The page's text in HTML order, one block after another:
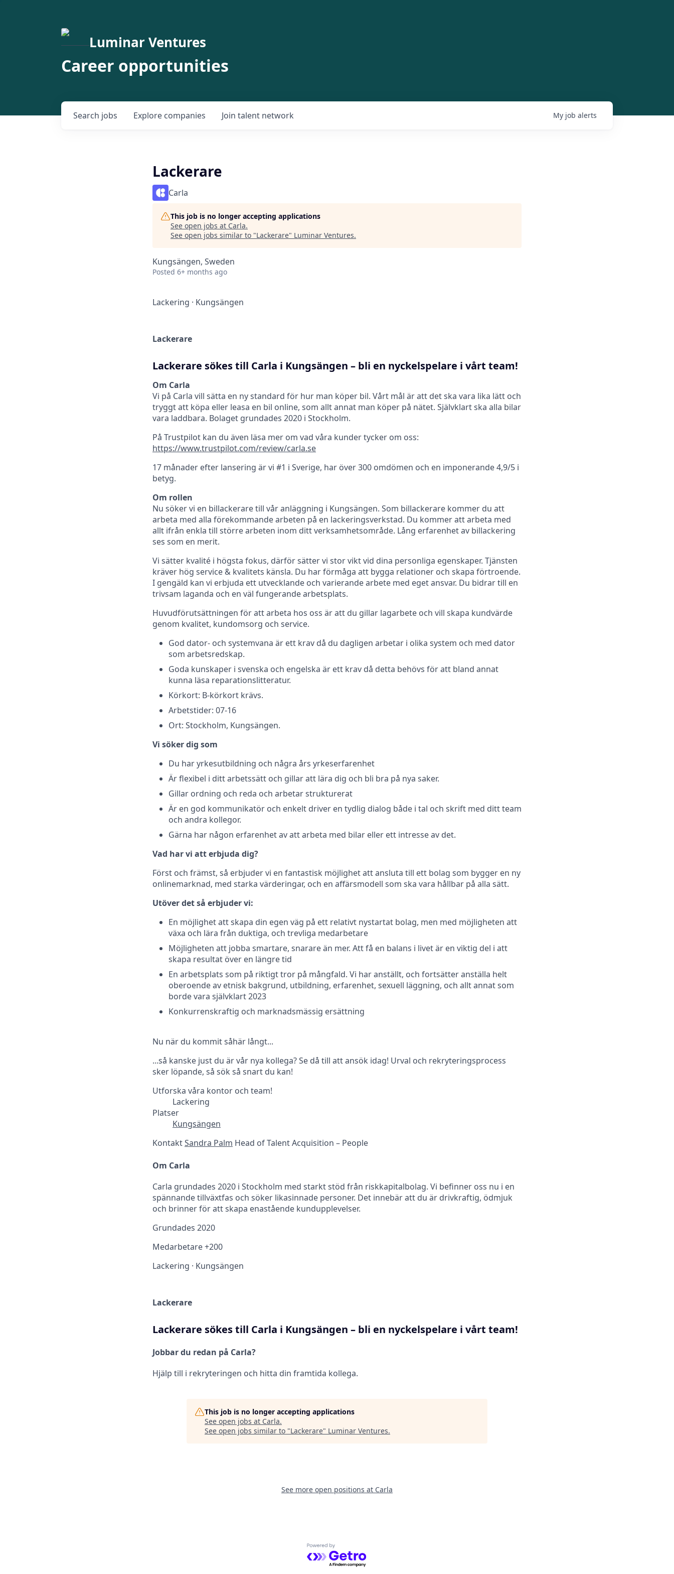
Luminar Ventures
Career opportunities
Search jobs Explore companies Join talent network My job alerts
Lackerare
Carla
This job is no longer accepting applications
See open jobs at Carla.
See open jobs similar to "Lackerare" Luminar Ventures.
Kungsängen, Sweden
Posted 6+ months ago
Lackering · Kungsängen
Lackerare
Lackerare sökes till Carla i Kungsängen – bli en nyckelspelare i vårt team!
Om Carla
Vi på Carla vill sätta en ny standard för hur man köper bil. Vårt mål är att det ska vara lika lätt och
tryggt att köpa eller leasa en bil online, som allt annat man köper på nätet. Självklart ska alla bilar
vara laddbara. Bolaget grundades 2020 i Stockholm.
På Trustpilot kan du även läsa mer om vad våra kunder tycker om oss:
https://www.trustpilot.com/review/carla.se
17 månader efter lansering är vi #1 i Sverige, har över 300 omdömen och en imponerande 4,9/5 i
betyg.
Om rollen
Nu söker vi en billackerare till vår anläggning i Kungsängen. Som billackerare kommer du att
arbeta med alla förekommande arbeten på en lackeringsverkstad. Du kommer att arbeta med
allt ifrån enkla till större arbeten inom ditt verksamhetsområde. Lång erfarenhet av billackering
ses som en merit.
Vi sätter kvalité i högsta fokus, därför sätter vi stor vikt vid dina personliga egenskaper. Tjänsten
kräver hög service & kvalitets känsla. Du har förmåga att bygga relationer och skapa förtroende.
I gengäld kan vi erbjuda ett utvecklande och varierande arbete med eget ansvar. Du bidrar till en
trivsam laganda och en väl fungerande arbetsplats.
Huvudförutsättningen för att arbeta hos oss är att du gillar lagarbete och vill skapa kundvärde
genom kvalitet, kundomsorg och service.
God dator- och systemvana är ett krav då du dagligen arbetar i olika system och med dator
som arbetsredskap.
Goda kunskaper i svenska och engelska är ett krav då detta behövs för att bland annat
kunna läsa reparationslitteratur.
Körkort: B-körkort krävs.
Arbetstider: 07-16
Ort: Stockholm, Kungsängen.
Vi söker dig som
Du har yrkesutbildning och några års yrkeserfarenhet
Är flexibel i ditt arbetssätt och gillar att lära dig och bli bra på nya saker.
Gillar ordning och reda och arbetar strukturerat
Är en god kommunikatör och enkelt driver en tydlig dialog både i tal och skrift med ditt team
och andra kollegor.
Gärna har någon erfarenhet av att arbeta med bilar eller ett intresse av det.
Vad har vi att erbjuda dig?
Först och främst, så erbjuder vi en fantastisk möjlighet att ansluta till ett bolag som bygger en ny
onlinemarknad, med starka värderingar, och en affärsmodell som ska vara hållbar på alla sätt.
Utöver det så erbjuder vi:
En möjlighet att skapa din egen väg på ett relativt nystartat bolag, men med möjligheten att
växa och lära från duktiga, och trevliga medarbetare
Möjligheten att jobba smartare, snarare än mer. Att få en balans i livet är en viktig del i att
skapa resultat över en längre tid
En arbetsplats som på riktigt tror på mångfald. Vi har anställt, och fortsätter anställa helt
oberoende av etnisk bakgrund, utbildning, erfarenhet, sexuell läggning, och allt annat som
borde vara självklart 2023
Konkurrenskraftig och marknadsmässig ersättning
Nu när du kommit såhär långt...
...så kanske just du är vår nya kollega? Se då till att ansök idag! Urval och rekryteringsprocess
sker löpande, så sök så snart du kan!
Utforska våra kontor och team!
Lackering
Platser
Kungsängen
KontaktSandra Palm Head of Talent Acquisition – People
Om Carla
Carla grundades 2020 i Stockholm med starkt stöd från riskkapitalbolag. Vi befinner oss nu i en
spännande tillväxtfas och söker likasinnade personer. Det innebär att du är drivkraftig, ödmjuk
och brinner för att skapa enastående kundupplevelser.
Grundades 2020
Medarbetare+200
Lackering · Kungsängen
Lackerare
Lackerare sökes till Carla i Kungsängen – bli en nyckelspelare i vårt team!
Jobbar du redan på Carla?
Hjälp till i rekryteringen och hitta din framtida kollega.
This job is no longer accepting applications
See open jobs at Carla.
See open jobs similar to "Lackerare" Luminar Ventures.
See more open positions at Carla
Powered by Getro.com